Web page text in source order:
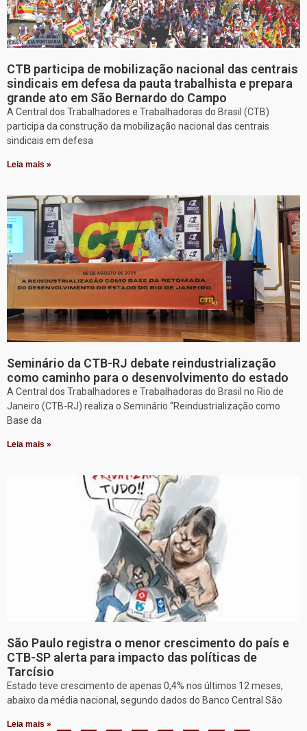
CTB participa de mobilização nacional das centrais
sindicais em defesa da pauta trabalhista e prepara
grande ato em São Bernardo do Campo
A Central dos Trabalhadores e Trabalhadoras do Brasil (CTB)
participa da construção da mobilização nacional das centrais
sindicais em defesa
Leia mais »
Seminário da CTB-RJ debate reindustrialização
como caminho para o desenvolvimento do estado
A Central dos Trabalhadores e Trabalhadoras do Brasil no Rio de
Janeiro (CTB-RJ) realiza o Seminário “Reindustrialização como
Base da
Leia mais »
São Paulo registra o menor crescimento do país e
CTB-SP alerta para impacto das políticas de
Tarcísio
Estado teve crescimento de apenas 0,4% nos últimos 12 meses,
abaixo da média nacional, segundo dados do Banco Central São
Leia mais »